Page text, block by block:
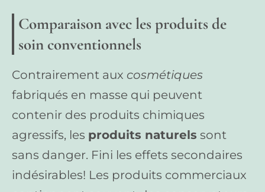
Comparaison avec les produits de
soin conventionnels
Contrairement aux cosmétiques
fabriqués en masse qui peuvent
contenir des produits chimiques
agressifs, les produits naturels sont
sans danger. Fini les effets secondaires
indésirables! Les produits commerciaux